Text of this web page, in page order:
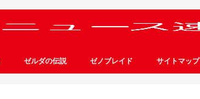
ゼルダの伝説 ゼノブレイド サイトマップ